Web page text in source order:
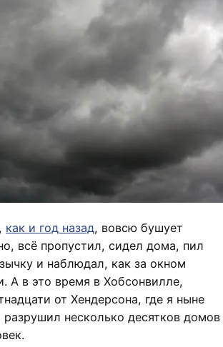
как и год назад, вовсю бушует
всё пропустил, сидел дома, пил
и наблюдал, как за окном
А в это время в Хобсонвилле,
от Хендерсона, где я ныне
несколько десятков домов